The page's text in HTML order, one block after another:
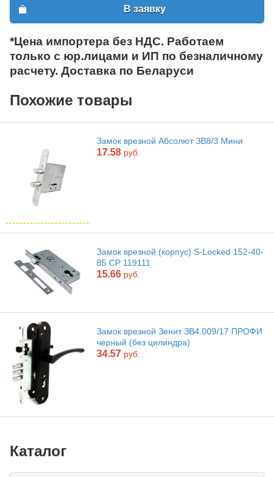
В заявку
*Цена импортера без НДС. Работаем
только с юр.лицами и ИП по безналичному
расчету. Доставка по Беларуси
Похожие товары
Замок врезной Абсолют ЗВ8/3 Мини
17.58 руб.
Замок врезной (корпус) S-Locked 152-40-
85 CP 119111
15.66 руб.
Замок врезной Зенит ЗВ4.009/17 ПРОФИ
черный (без цилиндра)
34.57 руб.
Каталог